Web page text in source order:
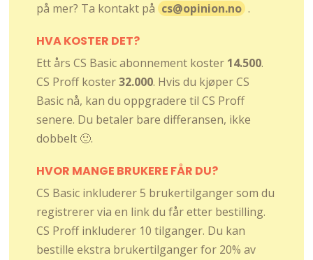
på mer? Ta kontakt på cs@opinion.no .
HVA KOSTER DET?
Ett års CS Basic abonnement koster 14.500.
CS Proff koster32.000. Hvis du kjøper CS
Basic nå, kan du oppgradere til CS Proff
senere. Du betaler bare differansen, ikke
dobbelt 🙂.
HVOR MANGE BRUKERE FÅR DU?
CS Basic inkluderer 5 brukertilganger som du
registrerer via en link du får etter bestilling.
CS Proff inkluderer 10 tilganger. Du kan
bestille ekstra brukertilganger for 20% av